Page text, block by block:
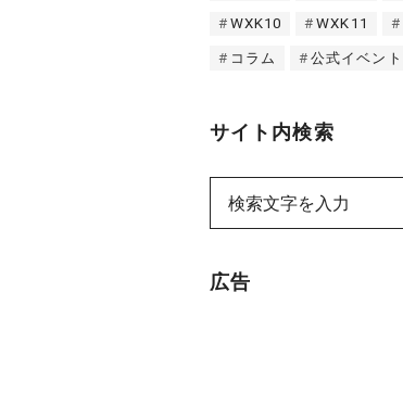
WXK10 WXK11
コラム 公式イベント
サイト内検索
広告